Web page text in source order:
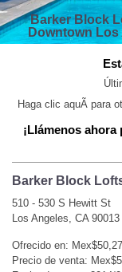
Barker Block
Downtown
Haga clic aquÃ­ para
¡Llámenos
Barker Block
510 - 530 S Hewitt St
Los Angeles, CA 90013
Ofrecido en:
Precio de venta: